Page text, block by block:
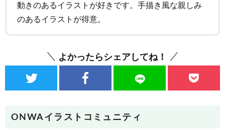
動きのあるイラストが好きです。手描き風な親しみ
のあるイラストが得意。
よかったらシェアしてね！
ONWAイラストコミュニティ